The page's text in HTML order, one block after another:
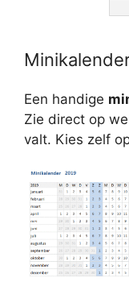
Een handige
Zie direct op
valt. Kies zelf